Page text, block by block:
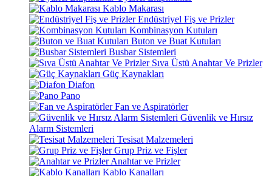
Kablo Makarası
Endüstriyel Fiş ve Prizler
Kombinasyon Kutuları
Buton ve Buat Kutuları
Busbar Sistemleri
Sıva Üstü Anahtar Ve Prizler
Güç Kaynakları
Diafon
Pano
Fan ve Aspiratörler
Güvenlik ve Hırsız
Alarm Sistemleri
Tesisat Malzemeleri
Grup Priz ve Fişler
Anahtar ve Prizler
Kablo Kanalları